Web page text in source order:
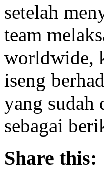
setelah
team
worldwide,
iseng
yang sudah
sebagai
Share this: